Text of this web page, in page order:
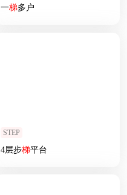
一梯多户
STEP
4层步梯平台